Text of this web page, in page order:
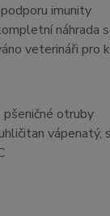
imunity
náhrada
veterináři pro
pšeničné otruby